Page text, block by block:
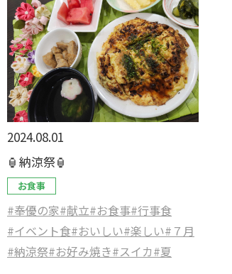
2024.08.01
🏮納涼祭🏮
お食事
#奉優の家#献立#お食事#行事食
#イベント食#おいしい#楽しい#７月
#納涼祭#お好み焼き#スイカ#夏